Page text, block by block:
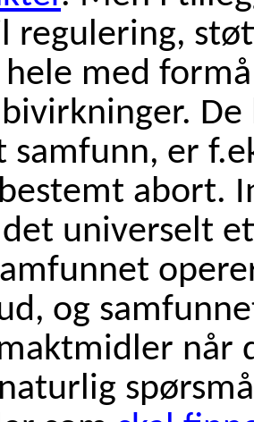
regulering,
med
samfunn, er
abort.
universelt
og
når